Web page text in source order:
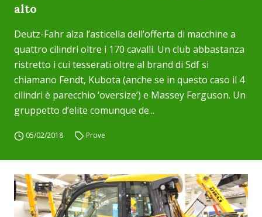
alto
Deutz-Fahr alza l’asticella dell’offerta di macchine a
quattro cilindri oltre i 170 cavalli. Un club abbastanza
ristretto i cui tesserati oltre al brand di Sdf si
chiamano Fendt, Kubota (anche se in questo caso il 4
cilindri è parecchio ‘oversize’) e Massey Ferguson. Un
gruppetto d’elite comunque de...
05/02/2018 Prove